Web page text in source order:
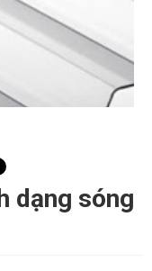
dạng sóng